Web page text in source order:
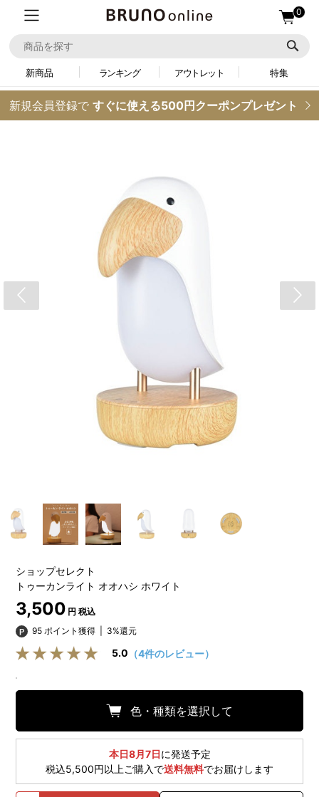
0
新商品 ランキング アウトレット 特集
新規会員登録で すぐに使える500円クーポンプレゼント
ショップセレクト
トゥーカンライト オオハシ ホワイト
3,500 円 税込
95 ポイント獲得
3%還元
5.0 （4件のレビュー）
色・種類を選択して
本日8月7日に発送予定
税込5,500円以上ご購入で送料無料でお届けします